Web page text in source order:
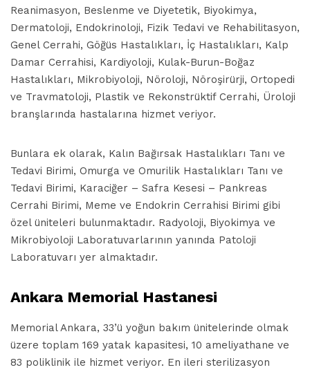
Reanimasyon, Beslenme ve Diyetetik, Biyokimya,
Dermatoloji, Endokrinoloji, Fizik Tedavi ve Rehabilitasyon,
Genel Cerrahi, Göğüs Hastalıkları, İç Hastalıkları, Kalp
Damar Cerrahisi, Kardiyoloji, Kulak-Burun-Boğaz
Hastalıkları, Mikrobiyoloji, Nöroloji, Nöroşirürji, Ortopedi
ve Travmatoloji, Plastik ve Rekonstrüktif Cerrahi, Üroloji
branşlarında hastalarına hizmet veriyor.
Bunlara ek olarak, Kalın Bağırsak Hastalıkları Tanı ve
Tedavi Birimi, Omurga ve Omurilik Hastalıkları Tanı ve
Tedavi Birimi, Karaciğer – Safra Kesesi – Pankreas
Cerrahi Birimi, Meme ve Endokrin Cerrahisi Birimi gibi
özel üniteleri bulunmaktadır. Radyoloji, Biyokimya ve
Mikrobiyoloji Laboratuvarlarının yanında Patoloji
Laboratuvarı yer almaktadır.
Ankara Memorial Hastanesi
Memorial Ankara, 33’ü yoğun bakım ünitelerinde olmak
üzere toplam 169 yatak kapasitesi, 10 ameliyathane ve
83 poliklinik ile hizmet veriyor. En ileri sterilizasyon